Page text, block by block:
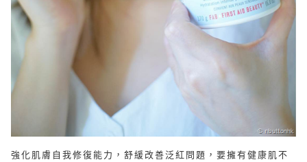
強化肌膚自我修復能力，舒緩改善泛紅問題，要擁有健康肌不